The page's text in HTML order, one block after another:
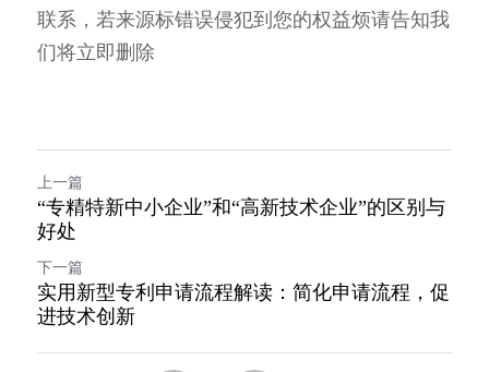
联系，若来源标错误侵犯到您的权益烦请告知我
们将立即删除
上一篇
“专精特新中小企业”和“高新技术企业”的区别与
好处
下一篇
实用新型专利申请流程解读：简化申请流程，促
进技术创新